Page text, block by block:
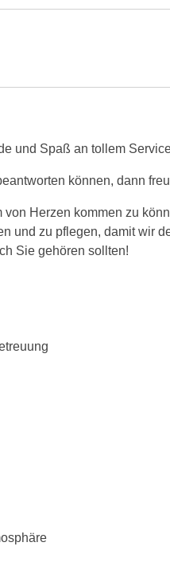
und Spaß an tollem
können, dann
Herzen kommen zu
und zu pflegen, damit wir
Sie gehören sollten!